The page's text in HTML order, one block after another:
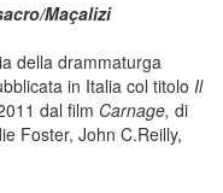
Maçalizi
della drammaturga
in Italia col titolo Il
dal film Carnage, di
Foster, John C.Reilly,